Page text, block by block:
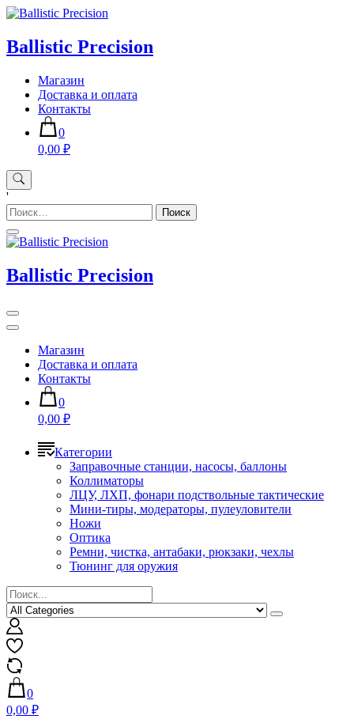
Skip
content
Ballistic Precision
Магазин
Доставка и оплата
Контакты
0
0,00 ₽
'
Найти:
Ballistic Precision
Магазин
Доставка и оплата
Контакты
0
0,00 ₽
Категории
Заправочные станции, насосы, баллоны
Коллиматоры
ЛЦУ, ЛХП, фонари подствольные тактические
Мини-тиры, модераторы, пулеуловители
Ножи
Оптика
Ремни, чистка, антабаки, рюкзаки, чехлы
Тюнинг для оружия
0
0,00 ₽